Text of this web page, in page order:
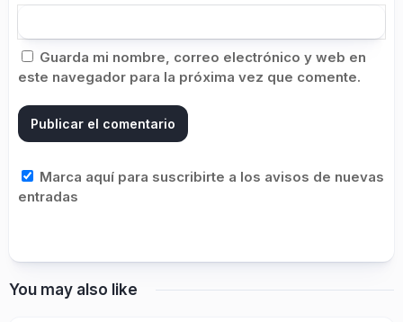
Guarda mi nombre, correo electrónico y web en
este navegador para la próxima vez que comente.
Marca aquí para suscribirte a los avisos de nuevas
entradas
You may also like